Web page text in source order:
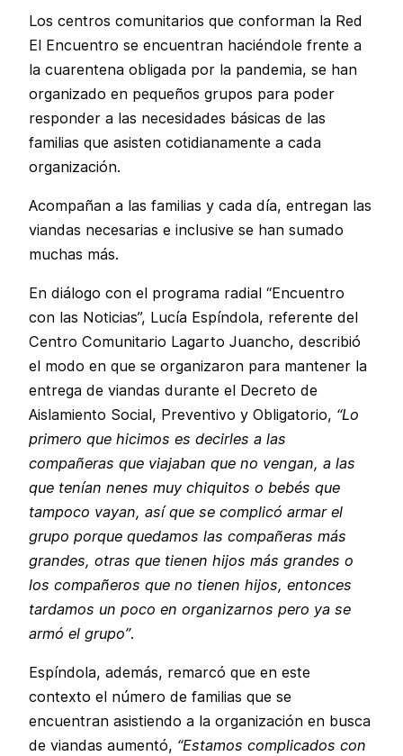
Los centros comunitarios que conforman la Red
El Encuentro se encuentran haciéndole frente a
la cuarentena obligada por la pandemia, se han
organizado en pequeños grupos para poder
responder a las necesidades básicas de las
familias que asisten cotidianamente a cada
organización.
Acompañan a las familias y cada día, entregan las
viandas necesarias e inclusive se han sumado
muchas más.
En diálogo con el programa radial “Encuentro
con las Noticias”, Lucía Espíndola, referente del
Centro Comunitario Lagarto Juancho, describió
el modo en que se organizaron para mantener la
entrega de viandas durante el Decreto de
Aislamiento Social, Preventivo y Obligatorio, “Lo
primero que hicimos es decirles a las
compañeras que viajaban que no vengan, a las
que tenían nenes muy chiquitos o bebés que
tampoco vayan, así que se complicó armar el
grupo porque quedamos las compañeras más
grandes, otras que tienen hijos más grandes o
los compañeros que no tienen hijos, entonces
tardamos un poco en organizarnos pero ya se
armó el grupo”.
Espíndola, además, remarcó que en este
contexto el número de familias que se
encuentran asistiendo a la organización en busca
de viandas aumentó, “Estamos complicados con